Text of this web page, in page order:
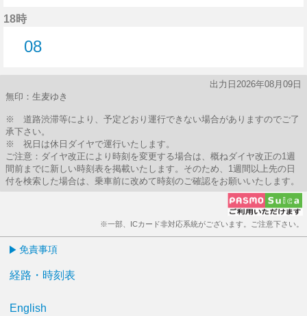
18時
08
出力日2026年08月09日
無印：生麦ゆき
※ 道路渋滞等により、予定どおり運行できない場合がありますのでご了
承下さい。
※ 祝日は休日ダイヤで運行いたします。
ご注意：ダイヤ改正により時刻を変更する場合は、概ねダイヤ改正の1週
間前までに新しい時刻表を掲載いたします。そのため、1週間以上先の日
付を検索した場合は、乗車前に改めて時刻のご確認をお願いいたします。
※一部、ICカード非対応系統がございます。ご注意下さい。
免責事項
経路・時刻表
English